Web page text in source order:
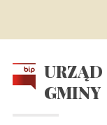
URZĄD
GMINY